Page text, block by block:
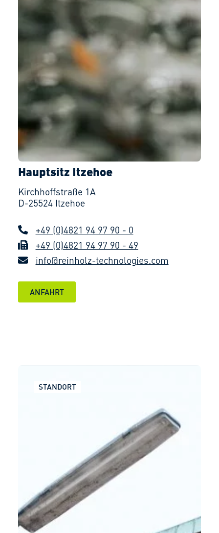
Hauptsitz Itzehoe
Kirchhoffstraße 1A
D-25524 Itzehoe
+49 (0)4821 94 97 90 - 0
+49 (0)4821 94 97 90 - 49
info@reinholz-technologies.com
ANFAHRT
STANDORT